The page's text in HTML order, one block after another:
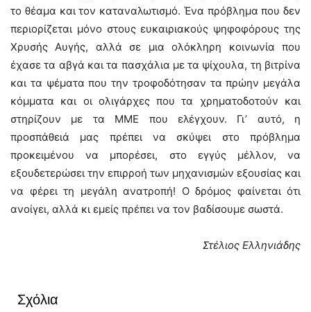
το θέαμα και τον καταναλωτισμό. Ένα πρόβλημα που δεν
περιορίζεται μόνο στους ευκαιριακούς ψηφοφόρους της
Χρυσής Αυγής, αλλά σε μια ολόκληρη κοινωνία που
έχασε τα αβγά και τα πασχάλια με τα ψίχουλα, τη βιτρίνα
και τα ψέματα που την τροφοδότησαν τα πρώην μεγάλα
κόμματα και οι ολιγάρχες που τα χρηματοδοτούν και
στηρίζουν με τα ΜΜΕ που ελέγχουν. Γι’ αυτό, η
προσπάθειά μας πρέπει να σκύψει στο πρόβλημα
προκειμένου να μπορέσει, στο εγγύς μέλλον, να
εξουδετερώσει την επιρροή των μηχανισμών εξουσίας και
να φέρει τη μεγάλη ανατροπή! Ο δρόμος φαίνεται ότι
ανοίγει, αλλά κι εμείς πρέπει να τον βαδίσουμε σωστά.
Στέλιος Ελληνιάδης
Σχόλια